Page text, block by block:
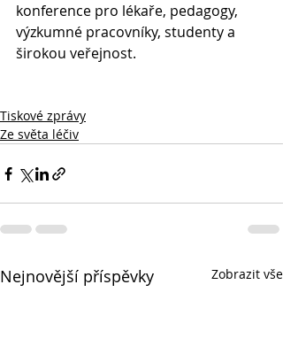
konference pro lékaře, pedagogy,
výzkumné pracovníky, studenty a
širokou veřejnost.
Tiskové zprávy
Ze světa léčiv
Nejnovější příspěvky Zobrazit vše